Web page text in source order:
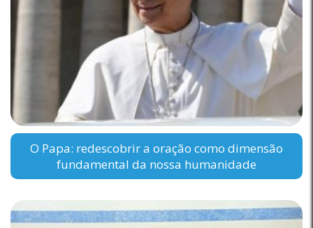
O Papa: redescobrir a oração como dimensão
fundamental da nossa humanidade